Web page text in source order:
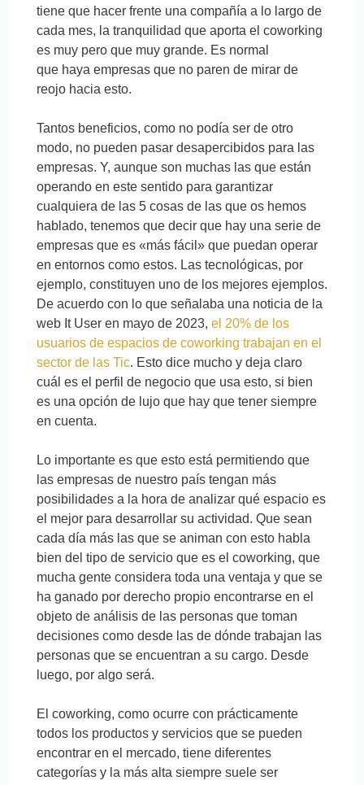
tiene que hacer frente una compañía a lo largo de
cada mes, la tranquilidad que aporta el coworking
es muy pero que muy grande. Es normal
que haya empresas que no paren de mirar de
reojo hacia esto.
Tantos beneficios, como no podía ser de otro
modo, no pueden pasar desapercibidos para las
empresas. Y, aunque son muchas las que están
operando en este sentido para garantizar
cualquiera de las 5 cosas de las que os hemos
hablado, tenemos que decir que hay una serie de
empresas que es «más fácil» que puedan operar
en entornos como estos. Las tecnológicas, por
ejemplo, constituyen uno de los mejores ejemplos.
De acuerdo con lo que señalaba una noticia de la
web It User en mayo de 2023, el 20% de los
usuarios de espacios de coworking trabajan en el
sector de las Tic. Esto dice mucho y deja claro
cuál es el perfil de negocio que usa esto, si bien
es una opción de lujo que hay que tener siempre
en cuenta.
Lo importante es que esto está permitiendo que
las empresas de nuestro país tengan más
posibilidades a la hora de analizar qué espacio es
el mejor para desarrollar su actividad. Que sean
cada día más las que se animan con esto habla
bien del tipo de servicio que es el coworking, que
mucha gente considera toda una ventaja y que se
ha ganado por derecho propio encontrarse en el
objeto de análisis de las personas que toman
decisiones como desde las de dónde trabajan las
personas que se encuentran a su cargo. Desde
luego, por algo será.
El coworking, como ocurre con prácticamente
todos los productos y servicios que se pueden
encontrar en el mercado, tiene diferentes
categorías y la más alta siempre suele ser